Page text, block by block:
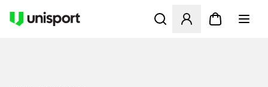
Åbner en Modal til at